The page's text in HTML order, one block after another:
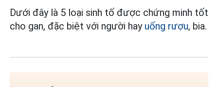
Dưới đây là 5 loại sinh tố được chứng minh tốt
cho gan, đặc biệt với người hay uống rượu, bia.